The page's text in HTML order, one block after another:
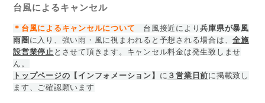
台風によるキャンセル
＊台風によるキャンセルについて 台風接近により兵庫県が暴風
雨圏 に入り、強い雨・風に視まわれると予想される場合は、全施
設営業停止 とさせて頂きます。 キャンセル料金は発生致しませ
ん。
トップページの 【インフォメーション】 に ３営業日前に掲載致し
ます、ご確認願います